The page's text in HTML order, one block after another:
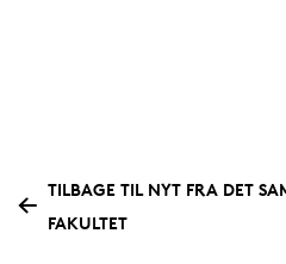
TILBAGE TIL NYT FRA DET
FAKULTET